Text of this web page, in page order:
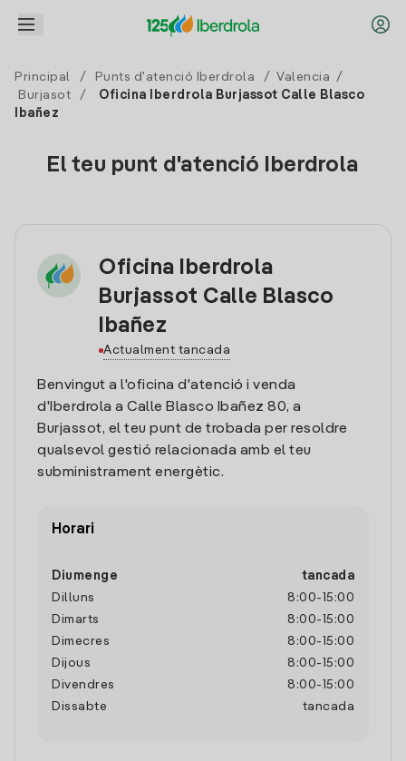
Principal / Punts d'atenció Iberdrola / Valencia
/
Burjasot
/
Oficina Iberdrola Burjassot Calle Blasco
Ibañez
El teu punt d'atenció Iberdrola
Oficina Iberdrola
Burjassot Calle Blasco
Ibañez
Actualment tancada
Benvingut a l'oficina d'atenció i venda
d'Iberdrola a Calle Blasco Ibañez 80, a
Burjassot, el teu punt de trobada per resoldre
qualsevol gestió relacionada amb el teu
subministrament energètic.
Horari
Diumenge
tancada
Dilluns
8:00- 15:00
Dimarts
8:00- 15:00
Dimecres
8:00- 15:00
Dijous
8:00- 15:00
Divendres
8:00- 15:00
Dissabte
tancada